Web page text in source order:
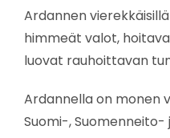
Ardannen
himmeät valot,
luovat rauhoittavan
Ardannella on monen
Suomi-, Suomenneito-